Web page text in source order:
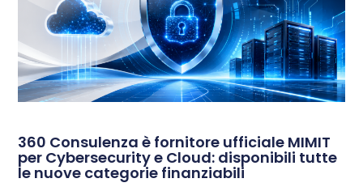
360 Consulenza è fornitore ufficiale MIMIT
per Cybersecurity e Cloud: disponibili tutte
le nuove categorie finanziabili